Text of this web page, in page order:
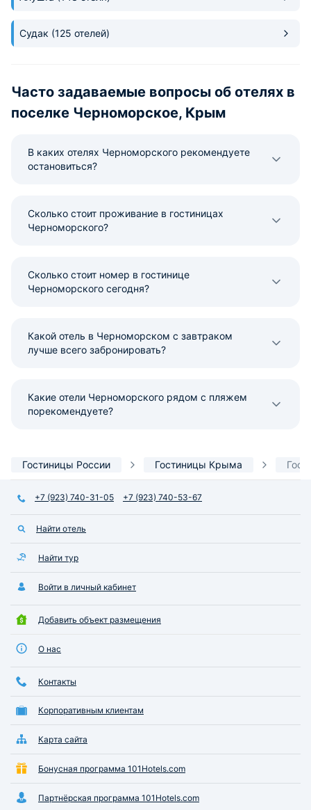
Судак (125 отелей)
Часто задаваемые вопросы об отелях в
поселке Черноморское, Крым
В каких отелях Черноморского рекомендуете
остановиться?
Сколько стоит проживание в гостиницах
Черноморского?
Сколько стоит номер в гостинице
Черноморского сегодня?
Какой отель в Черноморском с завтраком
лучше всего забронировать?
Какие отели Черноморского рядом с пляжем
порекомендуете?
Гостиницы России Гостиницы Крыма
+7 (923) 740-31-05 +7 (923) 740-53-67
Найти отель
Найти тур
Войти в личный кабинет
Добавить объект размещения
О нас
Контакты
Корпоративным клиентам
Карта сайта
Бонусная программа 101Hotels.com
Партнёрская программа 101Hotels.com